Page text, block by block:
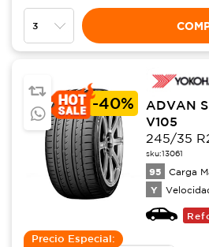
-40%
ADVAN
V105
245/35
sku:13061
95 Carga
Y
Precio Especial: